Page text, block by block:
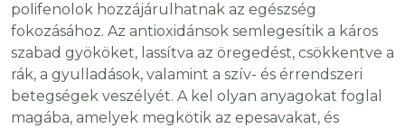
polifenolok hozzájárulhatnak az egészség
fokozásához. Az antioxidánsok semlegesítik a káros
szabad gyököket, lassítva az öregedést, csökkentve a
rák, a gyulladások, valamint a szív- és érrendszeri
betegségek veszélyét. A kel olyan anyagokat foglal
magába, amelyek megkötik az epesavakat, és